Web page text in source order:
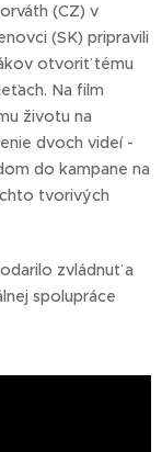
(CZ) v
(SK) pripravili
otvoriť tému
Na film
životu na
dvoch videí -
do kampane na
tvorivých
zvládnuť a
spolupráce